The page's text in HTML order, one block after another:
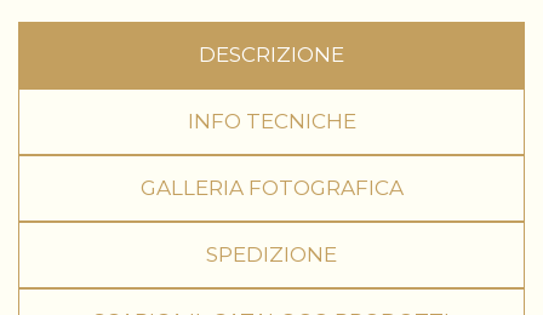
DESCRIZIONE
INFO TECNICHE
GALLERIA FOTOGRAFICA
SPEDIZIONE